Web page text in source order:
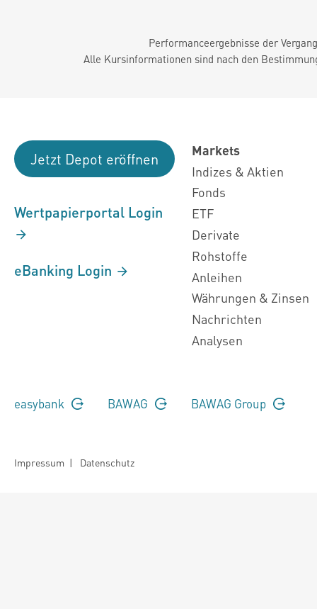
Performanceergebnisse der
Alle Kursinformationen sind nach den
Jetzt Depot eröffnen
Wertpapierportal Login
eBanking Login
Markets
Indizes & Aktien
Fonds
ETF
Derivate
Rohstoffe
Anleihen
Währungen & Zinsen
Nachrichten
Analysen
easybank BAWAG BAWAG Group
Impressum | Datenschutz